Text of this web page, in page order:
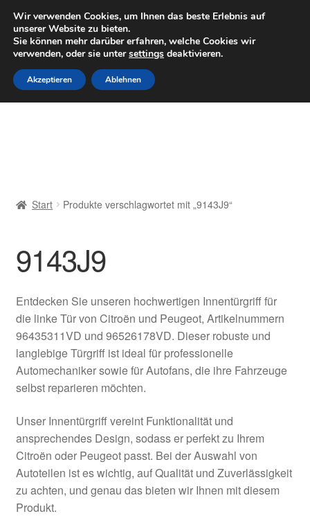
LIEFERUNG ab 6 EUR
Mo–Fr 9–16 Uhr · 0175 7465658
Zur
Navigation
springen
Zum
Inhalt
springen
Datenschutz-Bestimmungen
Impressum
Kasse
Kontakt
Mein Konto
Über uns
Start Produkte verschlagwortet mit „9143J9“
9143J9
Entdecken Sie unseren hochwertigen Innentürgriff für
die linke Tür von Citroën und Peugeot, Artikelnummern
96435311VD und 96526178VD. Dieser robuste und
langlebige Türgriff ist ideal für professionelle
Automechaniker sowie für Autofans, die ihre Fahrzeuge
selbst reparieren möchten.
Unser Innentürgriff vereint Funktionalität und
ansprechendes Design, sodass er perfekt zu Ihrem
Citroën oder Peugeot passt. Bei der Auswahl von
Autoteilen ist es wichtig, auf Qualität und Zuverlässigkeit
zu achten, und genau das bieten wir Ihnen mit diesem
Produkt.
Wir verwenden Cookies, um Ihnen das beste Erlebnis auf
unserer Website zu bieten.
Sie können mehr darüber erfahren, welche Cookies wir
verwenden, oder sie untersettings deaktivieren.
Akzeptieren Ablehnen